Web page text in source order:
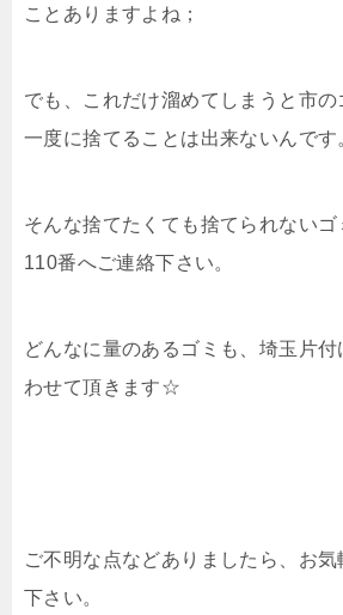
ことありますよね；
でも、これだけ溜めてしまうと市の
一度に捨てることは出来ないんです
そんな捨てたくても捨てられない
110番へご連絡下さい。
どんなに量のあるゴミも、埼玉片
わせて頂きます☆
ご不明な点などありましたら、お
下さい。